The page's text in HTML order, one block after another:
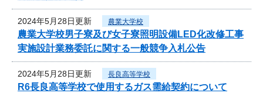
2024年5月28日更新 農業大学校
農業大学校男子寮及び女子寮照明設備LED化改修工事
実施設計業務委託に関する一般競争入札公告
2024年5月28日更新 長良高等学校
R6長良高等学校で使用するガス需給契約について